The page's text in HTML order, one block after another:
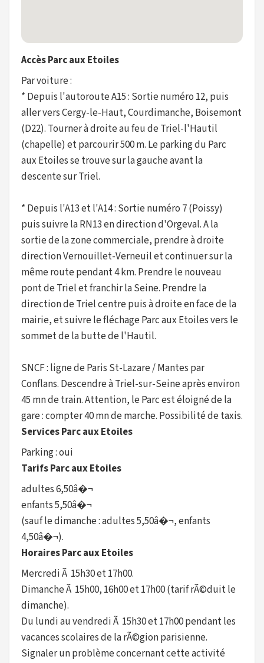
Accès Parc aux Etoiles
Par voiture :
* Depuis l'autoroute A15 : Sortie numéro 12, puis
aller vers Cergy-le-Haut, Courdimanche, Boisemont
(D22). Tourner à droite au feu de Triel-l'Hautil
(chapelle) et parcourir 500 m. Le parking du Parc
aux Etoiles se trouve sur la gauche avant la
descente sur Triel.
* Depuis l'A13 et l'A14 : Sortie numéro 7 (Poissy)
puis suivre la RN13 en direction d'Orgeval. A la
sortie de la zone commerciale, prendre à droite
direction Vernouillet-Verneuil et continuer sur la
même route pendant 4 km. Prendre le nouveau
pont de Triel et franchir la Seine. Prendre la
direction de Triel centre puis à droite en face de la
mairie, et suivre le fléchage Parc aux Etoiles vers le
sommet de la butte de l'Hautil.
SNCF : ligne de Paris St-Lazare / Mantes par
Conflans. Descendre à Triel-sur-Seine après environ
45 mn de train. Attention, le Parc est éloigné de la
gare : compter 40 mn de marche. Possibilité de taxis.
Services Parc aux Etoiles
Parking : oui
Tarifs Parc aux Etoiles
adultes 6,50â�¬
enfants 5,50â�¬
(sauf le dimanche : adultes 5,50â�¬, enfants
4,50â�¬).
Horaires Parc aux Etoiles
Mercredi Ã 15h30 et 17h00.
Dimanche Ã 15h00, 16h00 et 17h00 (tarif rÃ©duit le
dimanche).
Du lundi au vendredi Ã 15h30 et 17h00 pendant les
vacances scolaires de la rÃ©gion parisienne.
Signaler un problème concernant cette activité